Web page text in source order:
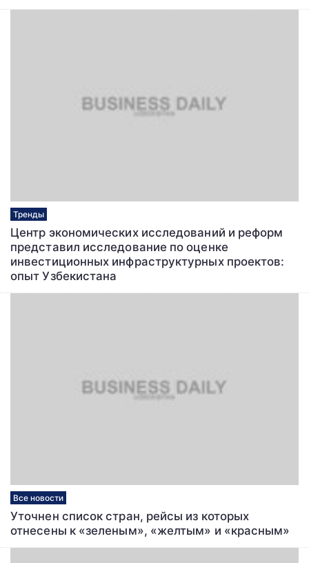
Тренды
Центр экономических исследований и реформ
представил исследование по оценке
инвестиционных инфраструктурных проектов:
опыт Узбекистана
Все новости
Уточнен список стран, рейсы из которых
отнесены к «зеленым», «желтым» и «красным»